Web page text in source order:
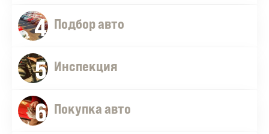
Оставить заявку
4 Подбор авто
5 Инспекция
6 Покупка авто